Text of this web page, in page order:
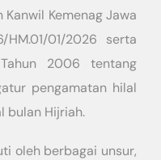
Kemenag Jawa
HM.01/01/2026 serta
2006 tentang
pengamatan hilal
bulan Hijriah.
oleh berbagai unsur,